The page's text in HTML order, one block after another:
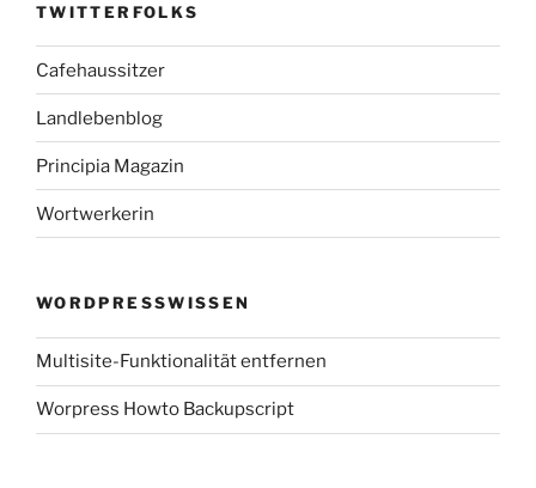
TWITTERFOLKS
Cafehaussitzer
Landlebenblog
Principia Magazin
Wortwerkerin
WORDPRESSWISSEN
Multisite-Funktionalität entfernen
Worpress Howto Backupscript